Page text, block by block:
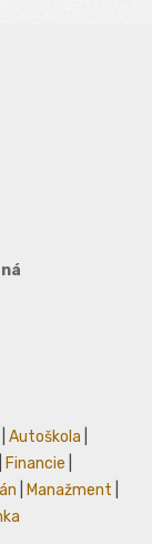
Autoškola
Financie
Manažment